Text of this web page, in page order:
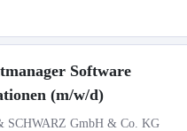
Software
(m/w/d)
SCHWARZ GmbH & Co. KG